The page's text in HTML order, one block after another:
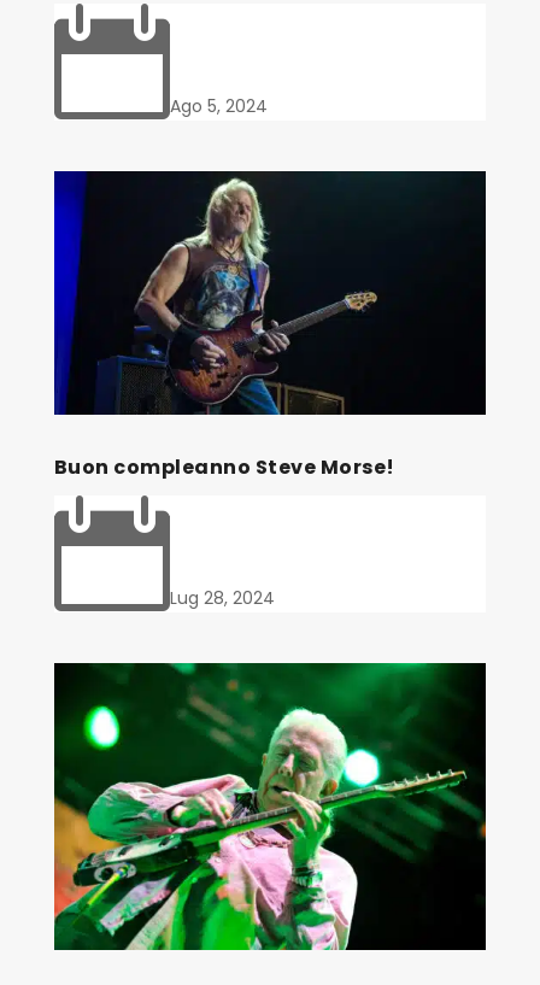
Ago 5, 2024
Buon compleanno Steve Morse!
Lug 28, 2024